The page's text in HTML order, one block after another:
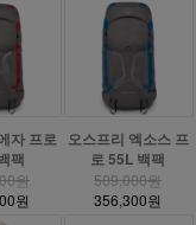
자 프로
팩
원
원
오스프리 엑소스 프
로 55L 백팩
509,000원
356,300원